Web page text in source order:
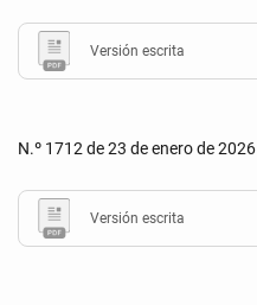
Versión escrita
N.º 1712 de 23 de enero de 2026
Versión escrita